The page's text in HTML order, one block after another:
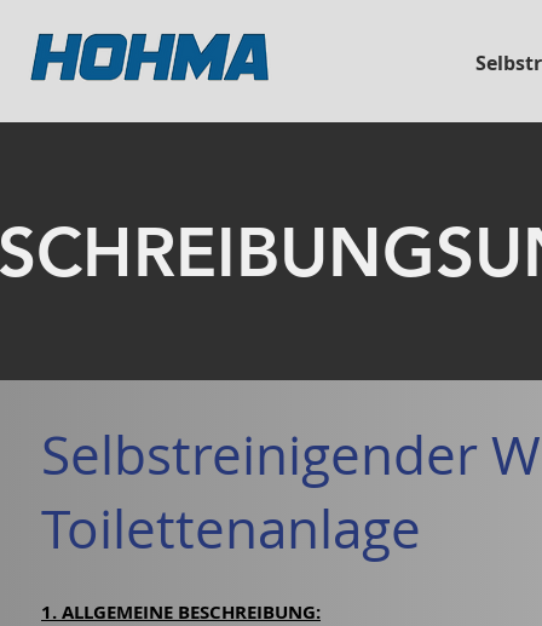
Selbstreinigender
Toilettenanlage
1. ALLGEMEINE BESCHREIBUNG: